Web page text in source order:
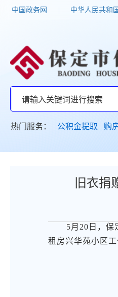
中国政务网 中华人民共和
热门服务： 公积金提取 购
旧衣
5月20日，
租房兴华苑小区